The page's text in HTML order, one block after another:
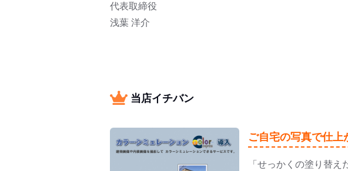
代表取締役
浅葉 洋介
当店イチバン
ご自宅の写真で仕
「せっかくの塗り替